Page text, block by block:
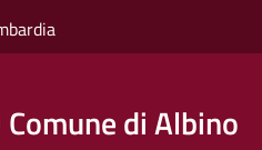
Comune di Albino